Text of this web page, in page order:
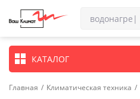
КАТАЛОГ
Главная / Климатическая техника /